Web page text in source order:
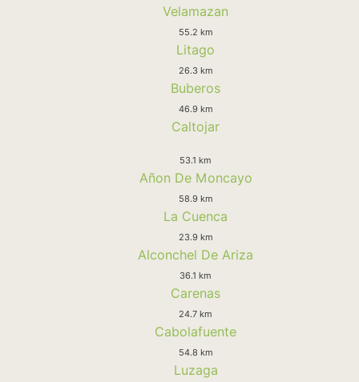
Velamazan
55.2 km
Litago
26.3 km
Buberos
46.9 km
Caltojar
53.1 km
Añon De Moncayo
58.9 km
La Cuenca
23.9 km
Alconchel De Ariza
36.1 km
Carenas
24.7 km
Cabolafuente
54.8 km
Luzaga